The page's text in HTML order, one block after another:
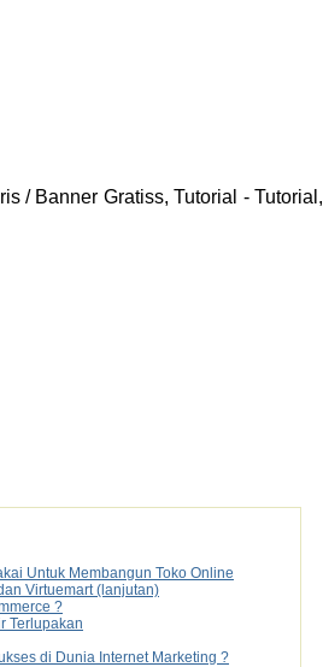
/ Banner Gratiss, Tutorial - Tutorial,
Untuk Membangun Toko Online
Virtuemart (lanjutan)
?
Terlupakan
di Dunia Internet Marketing ?